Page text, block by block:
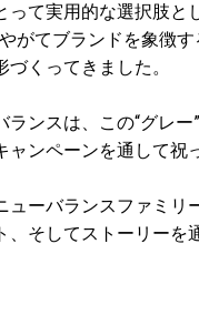
って実用的な選択肢と
がてブランドを象徴
づくってきました。
ランスは、この“グレ
ャンペーンを通して祝
ューバランスファミリ
、そしてストーリーを